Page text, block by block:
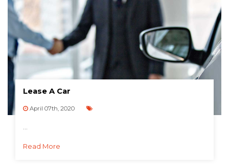
Lease A Car
April 07th, 2020
...
Read More